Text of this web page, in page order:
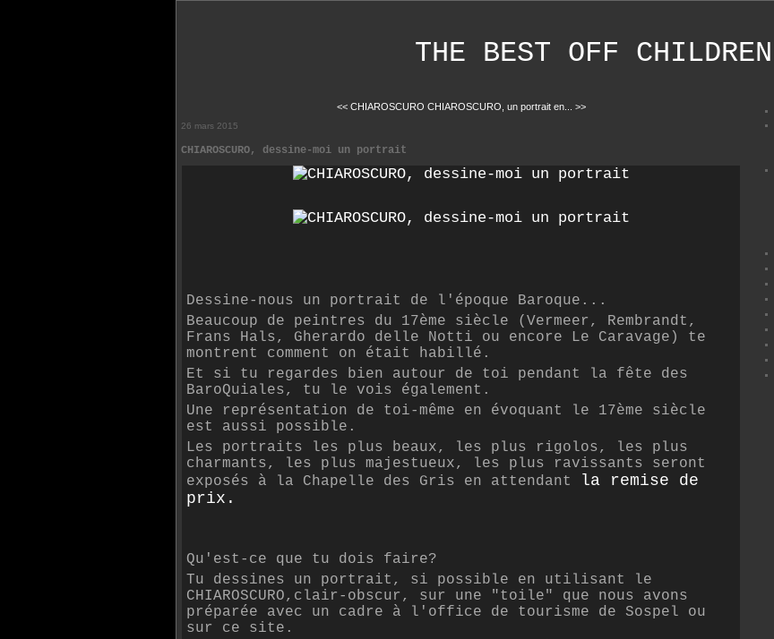
THE BEST OFF CHILDREN
<< CHIAROSCURO CHIAROSCURO, un portrait en... >>
26 mars 2015
CHIAROSCURO, dessine-moi un portrait
Dessine-nous un portrait de l'époque Baroque...
Beaucoup de peintres du 17ème siècle (Vermeer, Rembrandt,
Frans Hals, Gherardo delle Notti ou encore Le Caravage) te
montrent comment on était habillé.
Et si tu regardes bien autour de toi pendant la fête des
BaroQuiales, tu le vois également.
Une représentation de toi-même en évoquant le 17ème siècle
est aussi possible.
Les portraits les plus beaux, les plus rigolos, les plus
charmants, les plus majestueux, les plus ravissants seront
exposés à la Chapelle des Gris en attendant
la remise de
prix.
Qu'est-ce que tu dois faire?
Tu dessines un portrait, si possible en utilisant le
CHIAROSCURO,clair-obscur, sur une "toile" que nous avons
préparée avec un cadre à l'office de tourisme de Sospel ou
sur ce site.